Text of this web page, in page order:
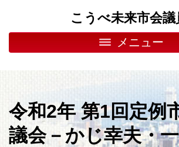
こうべ未来市会議
メニュー
令和2年 第1回定例
議会－かじ幸夫・